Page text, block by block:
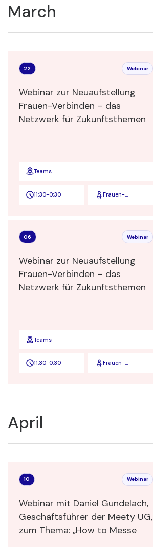
March
22 Webinar
Webinar zur Neuaufstellung
Frauen-Verbinden – das
Netzwerk für Zukunftsthemen
Teams
11:30-0:30
Frauen-
06 Webinar
Webinar zur Neuaufstellung
Frauen-Verbinden – das
Netzwerk für Zukunftsthemen
Teams
11:30-0:30
Frauen-
April
10 Webinar
Webinar mit Daniel Gundelach,
Geschäftsführer der Meety UG,
zum Thema: „How to Messe